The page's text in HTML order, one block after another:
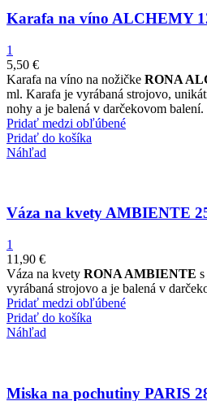
Karafa na víno ALCHEMY
1
5,50 €
Karafa na víno na nožičke RONA
ml. Karafa je vyrábaná strojovo,
nohy a je balená v darčekovom balení.
Pridať medzi obľúbené
Pridať do košíka
Náhľad
Váza na kvety AMBIENTE
1
11,90 €
Váza na kvety RONA AMBIENTE
vyrábaná strojovo a je balená v
Pridať medzi obľúbené
Pridať do košíka
Náhľad
Miska na pochutiny PARIS